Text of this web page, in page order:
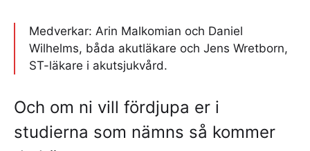
Medverkar: Arin Malkomian och Daniel
Wilhelms, båda akutläkare och Jens Wretborn,
ST-läkare i akutsjukvård.
Och om ni vill fördjupa er i
studierna som nämns så kommer